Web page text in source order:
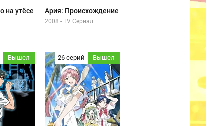
на утёсе Ария: Происхождение
2008 - TV Сериал
Вышел 26 серий Вышел